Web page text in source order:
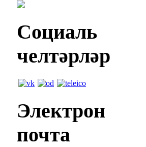
Социаль
челтәрләр
Электрон
почта